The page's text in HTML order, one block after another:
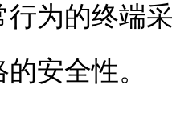
为的终端
安全性。